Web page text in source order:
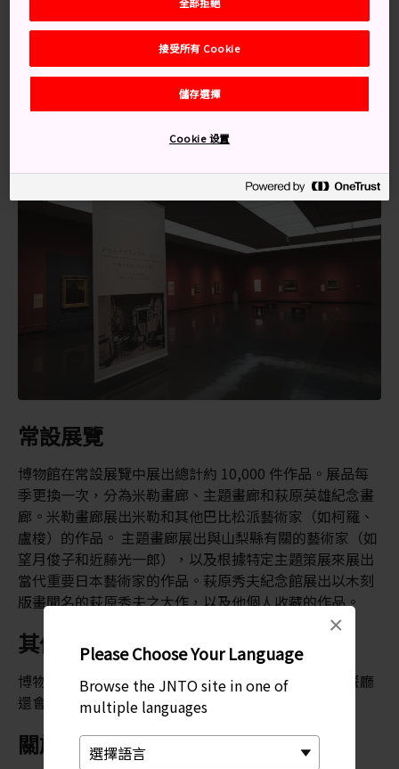
Please Choose Your Language
Browse the JNTO site in one of
multiple languages
×
交通方式
從 JR 中央線甲府站乘搭巴士約 15 分鐘。駕車的話，從甲
常設展覽
博物館在常設展覽中展出總計約 10,000 件作品。展品每
季更換一次，分為米勒畫廊、主題畫廊和萩原英雄紀念畫
廊。米勒畫廊展出米勒和其他巴比松派藝術家（如柯羅、
盧梭）的作品。 主題畫廊展出與山梨縣有關的藝術家（如
望月俊子和近藤光一郎），以及根據特定主題策展來展出
當代重要日本藝術家的作品。萩原秀夫紀念館展出以木刻
版畫聞名的萩原秀夫之大作，以及他個人收藏的作品。
其他設施
博物館商店售賣以藏品為主題的印刷品和商品，館內餐廳
還會供應以畫廊為主題的獨特菜式。
關於博物館
全部拒絕
接受所有 Cookie
儲存選擇
Cookie 设置